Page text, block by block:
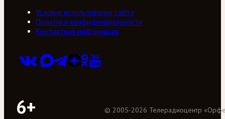
Условия использования сайта
Политика конфиденциальности
Контактная информация
6+ © 2005-2026 Телерадиоцентр